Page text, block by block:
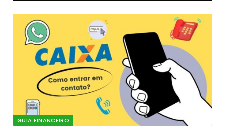
GUIA FINANCEIRO